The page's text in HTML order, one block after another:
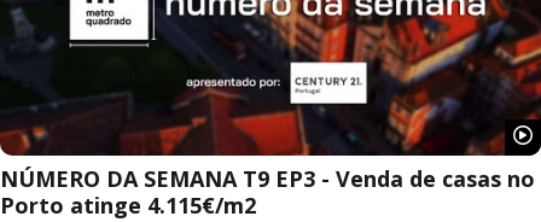
NÚMERO DA SEMANA T9 EP3 - Venda de casas no
Porto atinge 4.115€/m2